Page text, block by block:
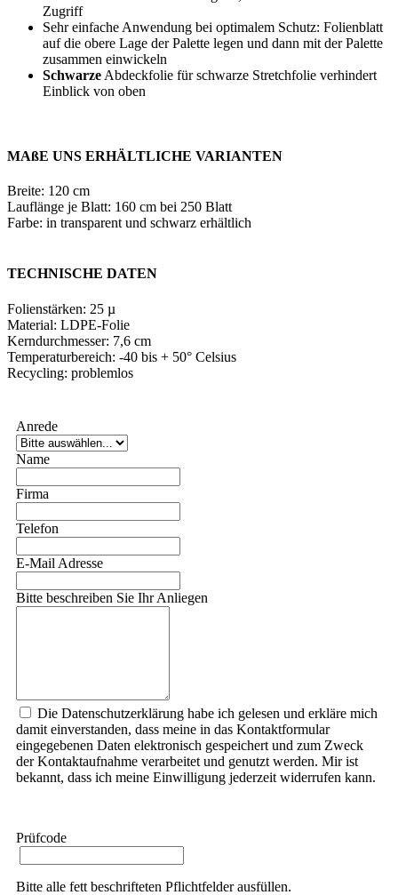
Zugriff
Sehr einfache Anwendung bei optimalem Schutz: Folienblatt
auf die obere Lage der Palette legen und dann mit der Palette
zusammen einwickeln
Schwarze Abdeckfolie für schwarze Stretchfolie verhindert
Einblick von oben
MAßE UNS ERHÄLTLICHE VARIANTEN
Breite: 120 cm
Lauflänge je Blatt: 160 cm bei 250 Blatt
Farbe: in transparent und schwarz erhältlich
TECHNISCHE DATEN
Folienstärken: 25 µ
Material: LDPE-Folie
Kerndurchmesser: 7,6 cm
Temperaturbereich: -40 bis + 50° Celsius
Recycling: problemlos
Anrede
Name
Firma
Telefon
E-Mail Adresse
Bitte beschreiben Sie Ihr Anliegen
Die Datenschutzerklärung habe ich gelesen und erkläre mich
damit einverstanden, dass meine in das Kontaktformular
eingegebenen Daten elektronisch gespeichert und zum Zweck
der Kontaktaufnahme verarbeitet und genutzt werden. Mir ist
bekannt, dass ich meine Einwilligung jederzeit widerrufen kann.
Prüfcode
Bitte alle fett beschrifteten Pflichtfelder ausfüllen.